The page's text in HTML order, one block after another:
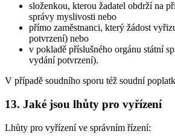
složenkou, kterou žadatel obdrží na
správy myslivosti nebo
přímo zaměstnanci, který žádost
potvrzení) nebo
v pokladě příslušného orgánu státní
vydání potvrzení).
V případě soudního sporu též soudní
13. Jaké jsou lhůty pro vyřízení
Lhůty pro vyřízení ve správním řízení: